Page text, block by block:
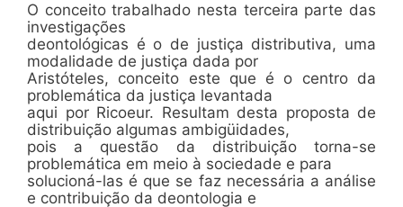
O conceito trabalhado nesta terceira parte das
investigações
deontológicas é o de justiça distributiva, uma
modalidade de justiça dada por
Aristóteles, conceito este que é o centro da
problemática da justiça levantada
aqui por Ricoeur. Resultam desta proposta de
distribuição algumas ambigüidades,
pois a questão da distribuição torna-se
problemática em meio à sociedade e para
solucioná-las é que se faz necessária a análise
e contribuição da deontologia e